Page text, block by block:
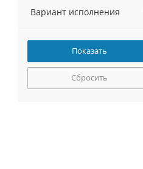
Вариант исполнения
Сбросить